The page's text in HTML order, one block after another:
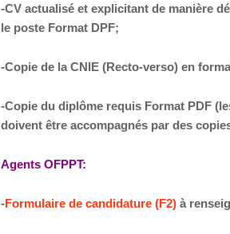
-CV actualisé et explicitant de manière
le poste Format DPF;
-Copie de la CNIE (Recto-verso) en
-Copie du diplôme requis Format PDF
doivent être accompagnés par des
Agents OFPPT:
-Formulaire de candidature (F2)à